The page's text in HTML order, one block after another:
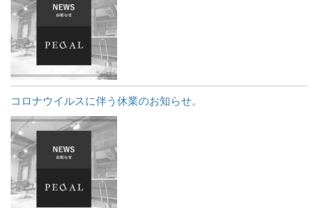
コロナウイルスに伴う休業のお知らせ。